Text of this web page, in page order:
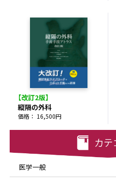
医学一般
【改訂2版】
縦隔の外科
価格： 16,500円